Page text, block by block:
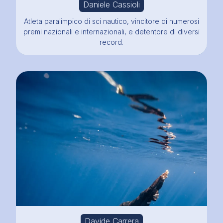
Daniele Cassioli
Atleta paralimpico di sci nautico, vincitore di numerosi
premi nazionali e internazionali, e detentore di diversi
record.
Davide Carrera